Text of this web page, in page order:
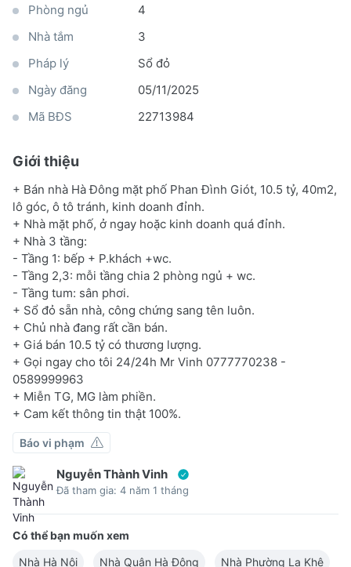
Phòng ngủ
4
Nhà tắm
3
Pháp lý
Sổ đỏ
Ngày đăng
05/11/2025
Mã BĐS
22713984
Giới thiệu
+ Bán nhà Hà Đông mặt phố Phan Đình Giót, 10.5 tỷ, 40m2,
lô góc, ô tô tránh, kinh doanh đỉnh.
+ Nhà mặt phố, ở ngay hoặc kinh doanh quá đỉnh.
+ Nhà 3 tầng:
- Tầng 1: bếp + P.khách +wc.
- Tầng 2,3: mỗi tầng chia 2 phòng ngủ + wc.
- Tầng tum: sân phơi.
+ Sổ đỏ sẵn nhà, công chứng sang tên luôn.
+ Chủ nhà đang rất cần bán.
+ Giá bán 10.5 tỷ có thương lượng.
+ Gọi ngay cho tôi 24/24h Mr Vinh 0777770238 -
0589999963
+ Miễn TG, MG làm phiền.
+ Cam kết thông tin thật 100%.
Báo vi phạm
Nguyễn Thành Vinh
Đã tham gia: 4 năm 1 tháng
Có thể bạn muốn xem
Nhà Hà Nội
Nhà Quận Hà Đông Nhà Phường La Khê